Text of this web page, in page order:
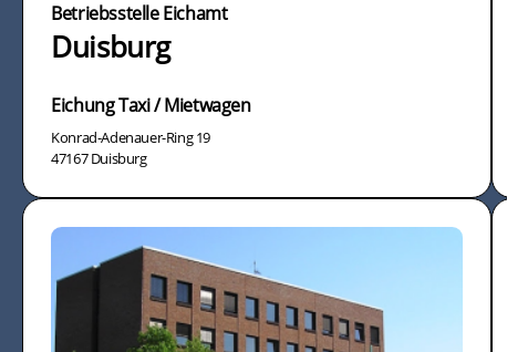
Betriebsstelle Eichamt
Duisburg
Eichung Taxi / Mietwagen
Konrad-Adenauer-Ring 19
47167 Duisburg